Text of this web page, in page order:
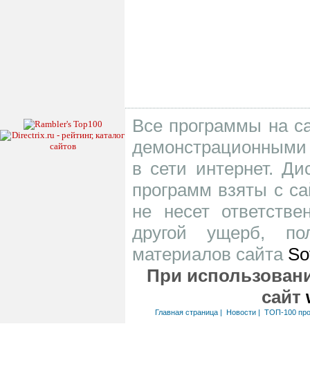
Все программы на
в сети интернет.
программ взяты с
не несет
другой ущерб,
материалов сайта
При
сайт
Главная страница| Новости| ТОП-100